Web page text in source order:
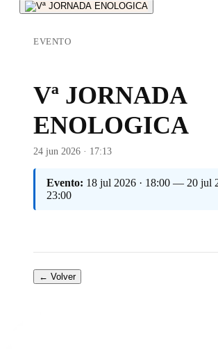
EVENTO
Vª JORNADA
ENOLOGICA
24 jun 2026 · 17:13
Evento: 18 jul 2026 · 18:00 — 20 jul
23:00
← Volver